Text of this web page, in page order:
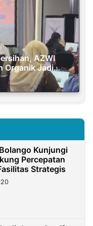
AZWI
Organik Jadi
Kunjungi
Percepatan
Strategis